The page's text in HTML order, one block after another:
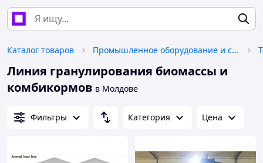
Каталог товаров Промышленное оборудование и станки
Линия гранулирования биомассы и
комбикормов в Молдове
Фильтры Категория Цена